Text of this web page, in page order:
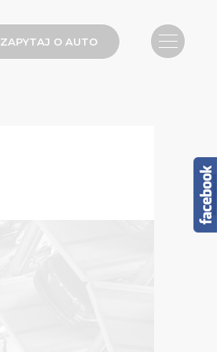
ZAPYTAJ O AUTO